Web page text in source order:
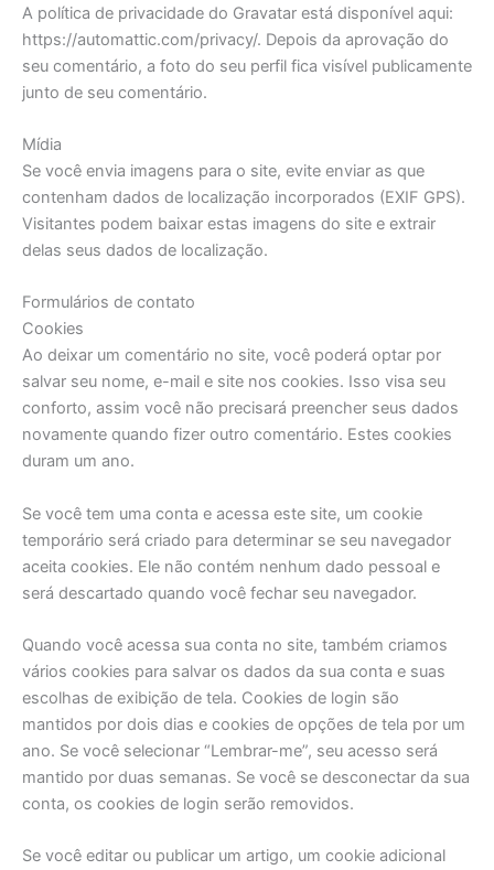
A política de privacidade do Gravatar está disponível aqui:
https://automattic.com/privacy/. Depois da aprovação do
seu comentário, a foto do seu perfil fica visível publicamente
junto de seu comentário.
Mídia
Se você envia imagens para o site, evite enviar as que
contenham dados de localização incorporados (EXIF GPS).
Visitantes podem baixar estas imagens do site e extrair
delas seus dados de localização.
Formulários de contato
Cookies
Ao deixar um comentário no site, você poderá optar por
salvar seu nome, e-mail e site nos cookies. Isso visa seu
conforto, assim você não precisará preencher seus dados
novamente quando fizer outro comentário. Estes cookies
duram um ano.
Se você tem uma conta e acessa este site, um cookie
temporário será criado para determinar se seu navegador
aceita cookies. Ele não contém nenhum dado pessoal e
será descartado quando você fechar seu navegador.
Quando você acessa sua conta no site, também criamos
vários cookies para salvar os dados da sua conta e suas
escolhas de exibição de tela. Cookies de login são
mantidos por dois dias e cookies de opções de tela por um
ano. Se você selecionar “Lembrar-me”, seu acesso será
mantido por duas semanas. Se você se desconectar da sua
conta, os cookies de login serão removidos.
Se você editar ou publicar um artigo, um cookie adicional